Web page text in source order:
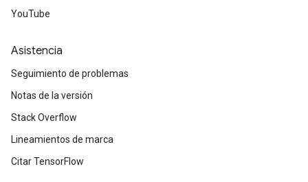
YouTube
Asistencia
Seguimiento de problemas
Notas de la versión
Stack Overflow
Lineamientos de marca
Citar TensorFlow